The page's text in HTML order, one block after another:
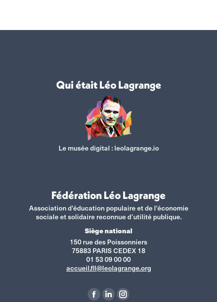
Qui était Léo Lagrange
Le musée digital :leolagrange.io
Fédération Léo Lagrange
Association d'éducation populaire et de l'économie
sociale et solidaire reconnue d’utilité publique.
Siège national
150 rue des Poissonniers
75883 PARIS CEDEX 18
01 53 09 00 00
accueil.fll@leolagrange.org
La
La
La